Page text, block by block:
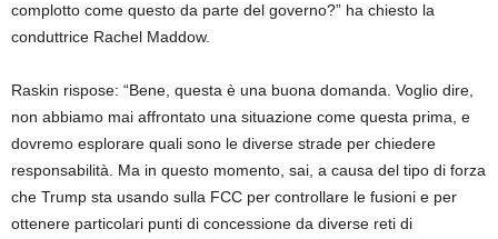
complotto come questo da parte del governo?” ha chiesto la
conduttrice Rachel Maddow.
Raskin rispose: “Bene, questa è una buona domanda. Voglio dire,
non abbiamo mai affrontato una situazione come questa prima, e
dovremo esplorare quali sono le diverse strade per chiedere
responsabilità. Ma in questo momento, sai, a causa del tipo di forza
che Trump sta usando sulla FCC per controllare le fusioni e per
ottenere particolari punti di concessione da diverse reti di